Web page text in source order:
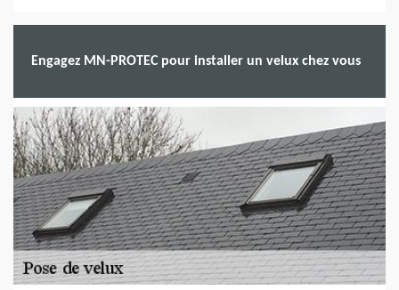
Engagez MN-PROTEC pour installer un velux chez vous